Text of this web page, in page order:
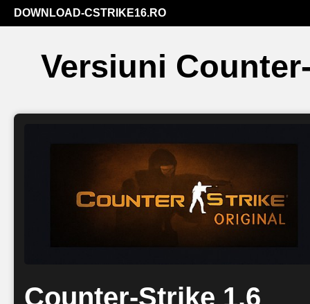
DOWNLOAD-CSTRIKE16.RO
Versiuni
Counter-Strike 1.6